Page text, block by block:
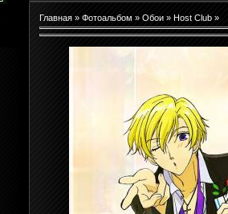
Главная » Фотоальбом » Обои » Host Club »